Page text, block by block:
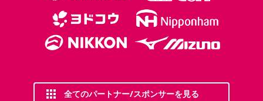
全てのパートナー/スポンサーを見る